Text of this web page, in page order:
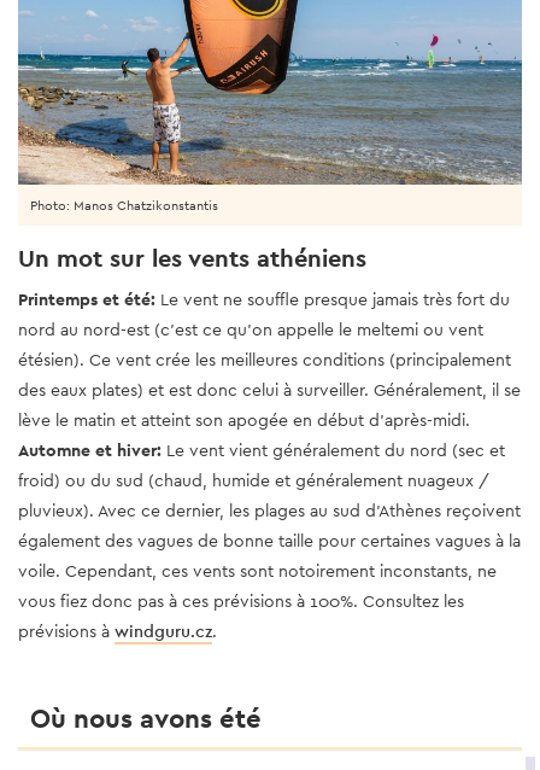
Photo: Manos Chatzikonstantis
Un mot sur les vents athéniens
Printemps et été: Le vent ne souffle presque jamais très fort du
nord au nord-est (c'est ce qu'on appelle le meltemi ou vent
étésien). Ce vent crée les meilleures conditions (principalement
des eaux plates) et est donc celui à surveiller. Généralement, il se
lève le matin et atteint son apogée en début d’après-midi.
Automne et hiver: Le vent vient généralement du nord (sec et
froid) ou du sud (chaud, humide et généralement nuageux /
pluvieux). Avec ce dernier, les plages au sud d’Athènes reçoivent
également des vagues de bonne taille pour certaines vagues à la
voile. Cependant, ces vents sont notoirement inconstants, ne
vous fiez donc pas à ces prévisions à 100%. Consultez les
prévisions à windguru.cz.
Où nous avons été